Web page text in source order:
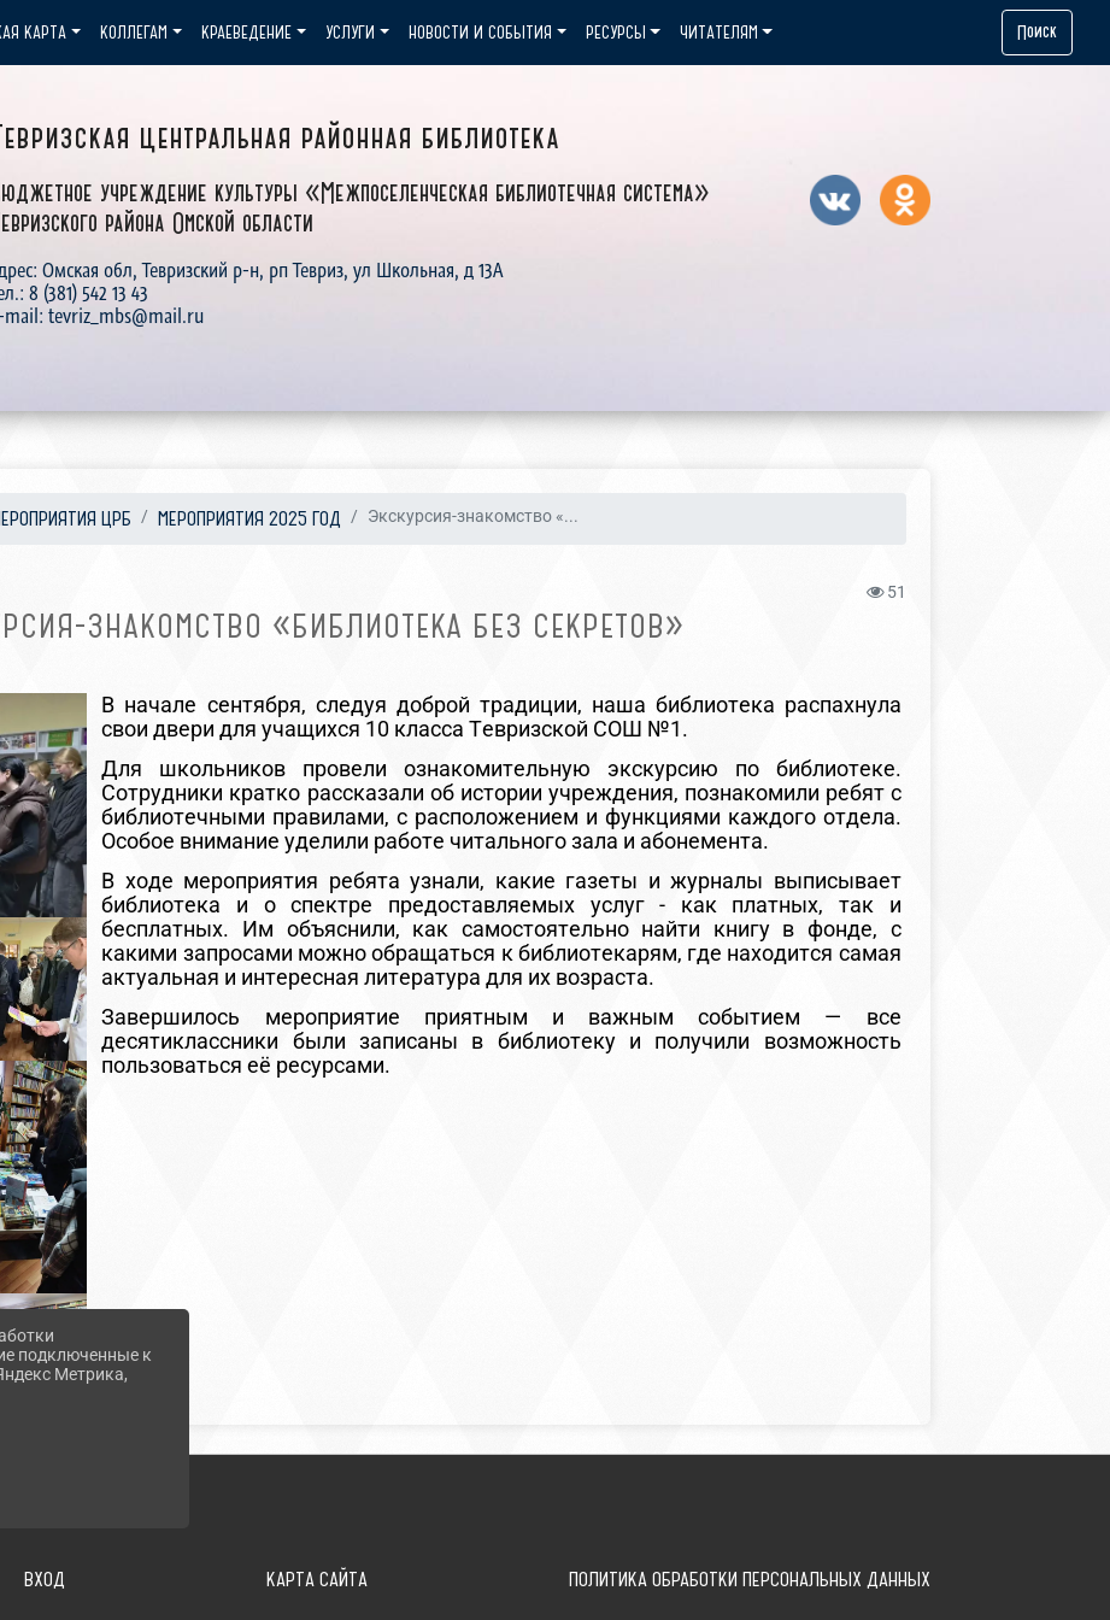
центральная районная библиотека
учреждение культуры «Межпоселенческая библиотечная система»
района Омской области
Омская обл, Тевризский р-н, рп Тевриз, ул Школьная, д 13А
8 (381) 542 13 43
mail: tevriz_mbs@mail.ru
КАРТА КОЛЛЕГАМ КРАЕВЕДЕНИЕ УСЛУГИ НОВОСТИ И СОБЫТИЯ РЕСУРСЫ ЧИТАТЕЛЯМ Поиск
ЦРБ МЕРОПРИЯТИЯ 2025 ГОД Экскурсия-знакомство «...
51
ЗНАКОМСТВО «БИБЛИОТЕКА БЕЗ СЕКРЕТОВ»
В начале сентября, следуя доброй традиции, наша библиотека распахнула
свои двери для учащихся 10 класса Тевризской СОШ №1.
Для школьников провели ознакомительную экскурсию по библиотеке.
Сотрудники кратко рассказали об истории учреждения, познакомили ребят с
библиотечными правилами, с расположением и функциями каждого отдела.
Особое внимание уделили работе читального зала и абонемента.
В ходе мероприятия ребята узнали, какие газеты и журналы выписывает
библиотека и о спектре предоставляемых услуг -
как платных, так и
бесплатных. Им объяснили, как самостоятельно найти книгу в фонде, с
какими запросами можно обращаться к библиотекарям, где находится самая
актуальная и интересная литература для их возраста.
Завершилось мероприятие приятным и важным событием — все
десятиклассники были записаны в библиотеку и получили возможность
пользоваться её ресурсами.
ВХОД КАРТА САЙТА ПОЛИТИКА ОБРАБОТКИ ПЕРСОНАЛЬНЫХ ДАННЫХ
подключенные к
Метрика,